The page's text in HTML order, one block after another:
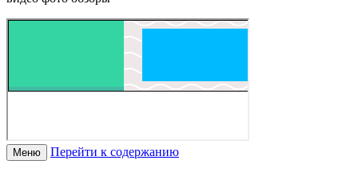
Меню Перейти к содержанию